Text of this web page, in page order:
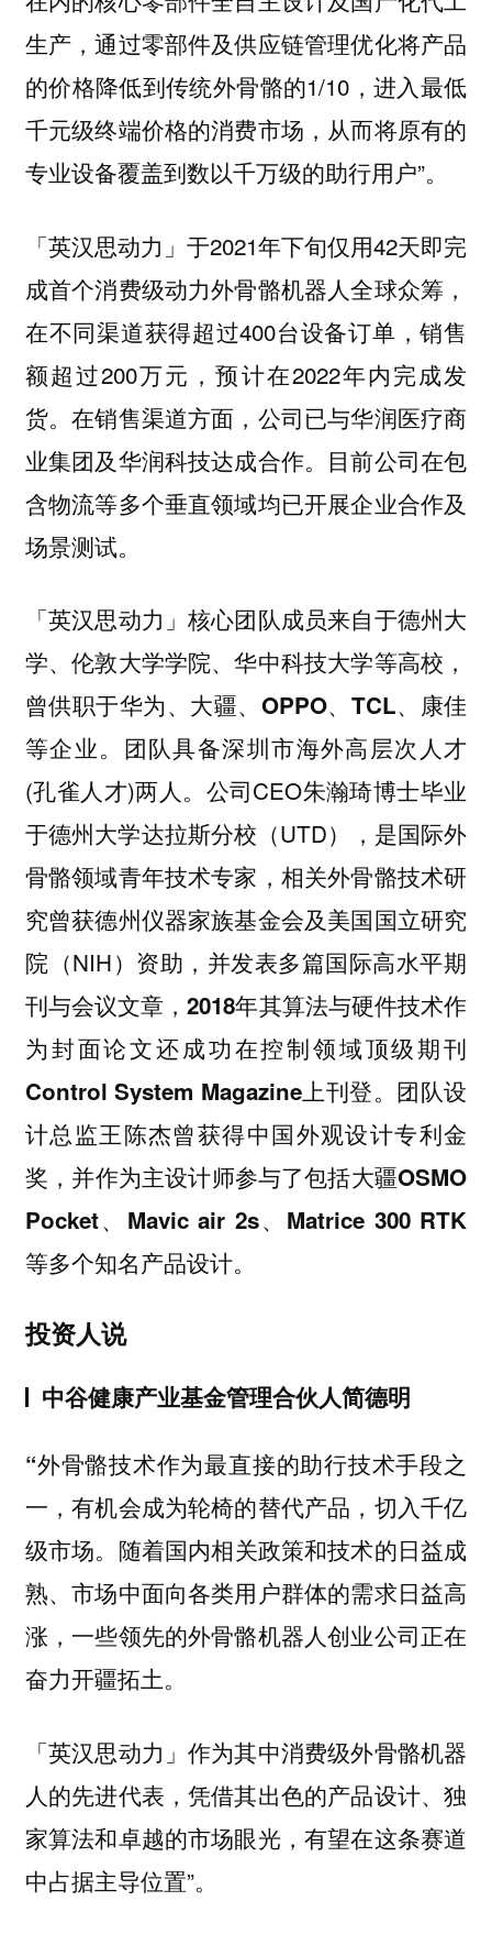
生产，通过零部件及供应链管理优化将产品
的价格降低到传统外骨骼的1/10， 进入最低
千元级终端价格的消费市场， 从而将原有的
专业设备覆盖到数以千万级的助行用户”。
「英汉思动力」于2021年下旬仅用42天即完
成首个消费级动力外骨骼机器人全球众筹，
在不同渠道获得超过400台设备订单，销售
额超过200万元，预计在2022年内完成发
货。在销售渠道方面，公司已与华润医疗商
业集团及华润科技达成合作。 目前公司在包
含物流等多个垂直领域均已开展企业合作及
场景测试。
「英汉思动力」核心团队成员来自于德州大
学、伦敦大学学院、华中科技大学等高校，
曾供职于华为、大疆、OPPO、TCL、康佳
等企业。 团队具备深圳市海外高层次人才
(孔雀人才)两人。公司CEO朱瀚琦博士毕业
于德州大学达拉斯分校（UTD），是国际外
骨骼领域青年技术专家，相关外骨骼技术研
究曾获德州仪器家族基金会及美国国立研究
院（NIH）资助，并发表多篇国际高水平期
刊与会议文章，2018年其算法与硬件技术作
为封面论文还成功在控制领域顶级期刊
Control System Magazine上刊登。 团队设
计总监王陈杰曾获得中国外观设计专利金
奖，并作为主设计师参与了包括大疆OSMO
Pocket、Mavic air 2s、Matrice 300 RTK
等多个知名产品设计。
投资人说
中谷健康产业基金管理合伙人简德明
“外骨骼技术作为最直接的助行技术手段之
一，有机会成为轮椅的替代产品，切入千亿
级市场。 随着国内相关政策和技术的日益成
熟、市场中面向各类用户群体的需求日益高
涨，一些领先的外骨骼机器人创业公司正在
奋力开疆拓土。
「英汉思动力」作为其中消费级外骨骼机器
人的先进代表，凭借其出色的产品设计、独
家算法和卓越的市场眼光，有望在这条赛道
中占据主导位置”。